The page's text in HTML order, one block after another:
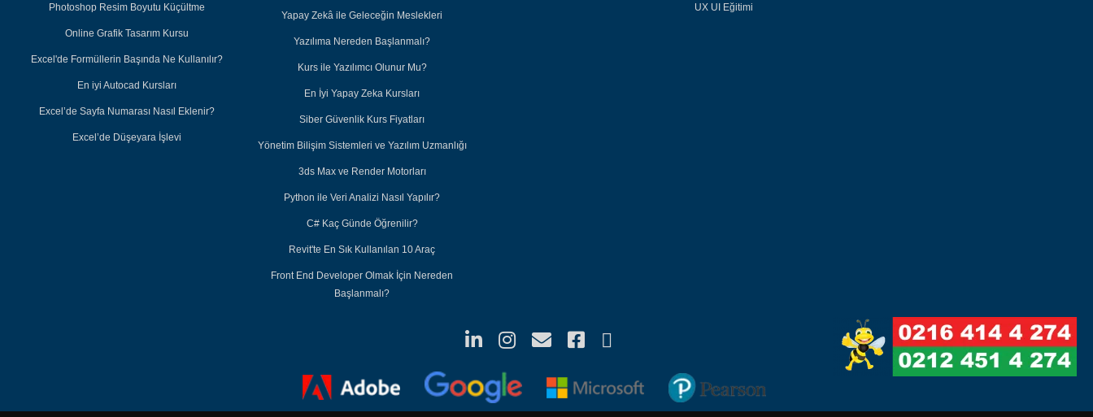
Photoshop Resim Boyutu Küçültme
Online Grafik Tasarım Kursu
Excel'de Formüllerin Başında Ne Kullanılır?
En iyi Autocad Kursları
Excel’de Sayfa Numarası Nasıl Eklenir?
Excel’de Düşeyara İşlevi
Yapay Zekâ ile Geleceğin Meslekleri
Yazılıma Nereden Başlanmalı?
Kurs ile Yazılımcı Olunur Mu?
En İyi Yapay Zeka Kursları
Siber Güvenlik Kurs Fiyatları
Yönetim Bilişim Sistemleri ve Yazılım Uzmanlığı
3ds Max ve Render Motorları
Python ile Veri Analizi Nasıl Yapılır?
C# Kaç Günde Öğrenilir?
Revit'te En Sık Kullanılan 10 Araç
Front End Developer Olmak İçin Nereden
Başlanmalı?
UX UI Eğitimi